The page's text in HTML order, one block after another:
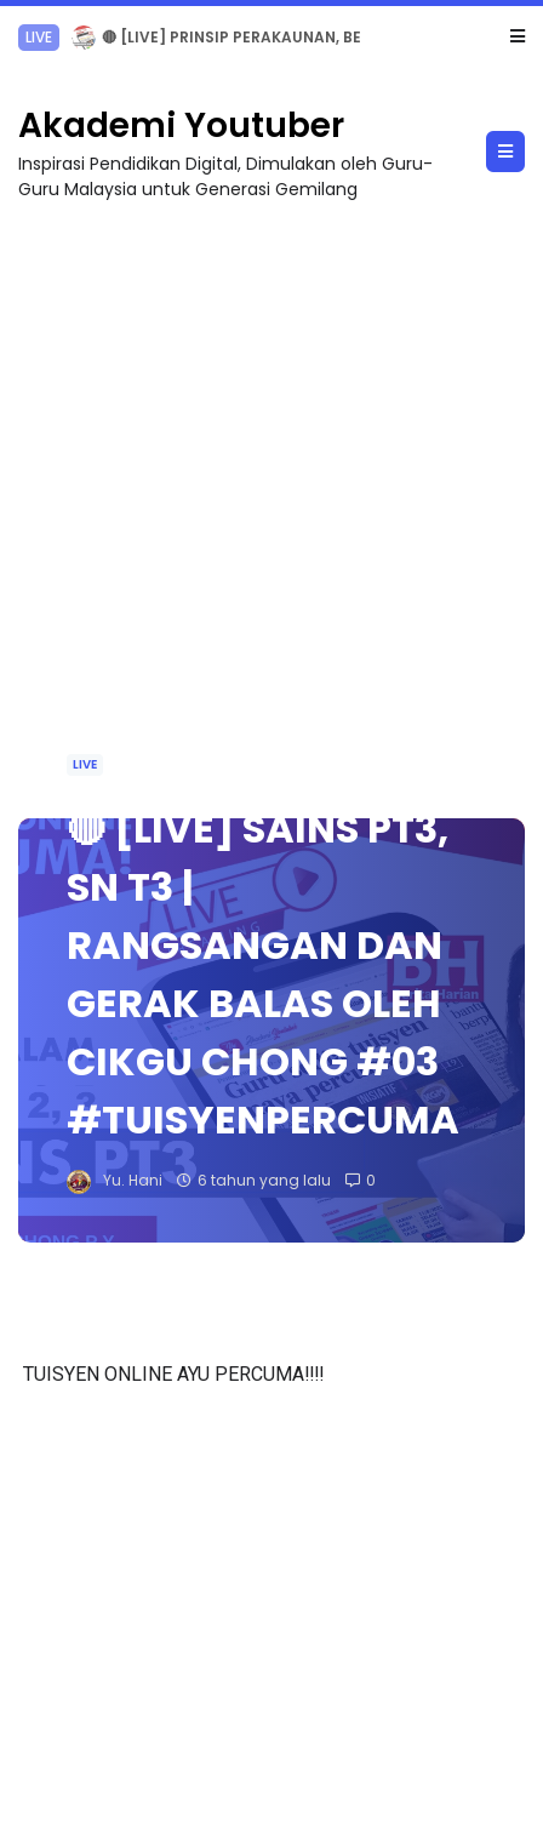
TRANSFORMASI DIGITAL GURU SIRI 7 : PAHLAWAN DIGITAL PENYELAMAT DUNIA
Akademi Youtuber
Inspirasi Pendidikan Digital, Dimulakan oleh Guru-
Guru Malaysia untuk Generasi Gemilang
LIVE
🔴 [LIVE] SAINS PT3,
SN T3 |
RANGSANGAN DAN
GERAK BALAS OLEH
CIKGU CHONG #03
#TUISYENPERCUMA
Yu. Hani 6 tahun yang lalu 0
TUISYEN ONLINE AYU PERCUMA‼️‼️